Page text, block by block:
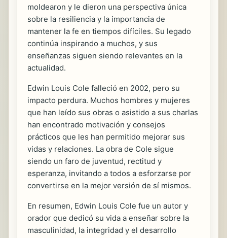
moldearon y le dieron una perspectiva única
sobre la resiliencia y la importancia de
mantener la fe en tiempos difíciles. Su legado
continúa inspirando a muchos, y sus
enseñanzas siguen siendo relevantes en la
actualidad.
Edwin Louis Cole falleció en 2002, pero su
impacto perdura. Muchos hombres y mujeres
que han leído sus obras o asistido a sus charlas
han encontrado motivación y consejos
prácticos que les han permitido mejorar sus
vidas y relaciones. La obra de Cole sigue
siendo un faro de juventud, rectitud y
esperanza, invitando a todos a esforzarse por
convertirse en la mejor versión de sí mismos.
En resumen, Edwin Louis Cole fue un autor y
orador que dedicó su vida a enseñar sobre la
masculinidad, la integridad y el desarrollo